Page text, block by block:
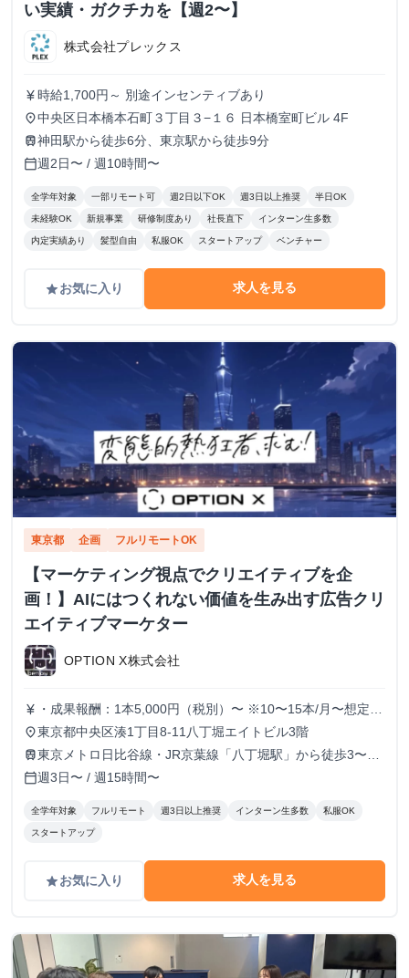
い実績・ガクチカを【週2〜】
株式会社プレックス
currency_yen 時給1,700円～ 別途インセンティブあり
place中央区日本橋本石町３丁目３−１６ 日本橋室町ビル 4F
train神田駅から徒歩6分、東京駅から徒歩9分
calendar_today週2日〜 / 週10時間〜
全学年対象 一部リモート可 週2日以下OK 週3日以上推奨 半日OK
未経験OK 新規事業 研修制度あり 社長直下 インターン生多数
内定実績あり 髪型自由 私服OK スタートアップ ベンチャー
gradeお気に入り 求人を見る
東京都 企画 フルリモートOK
【マーケティング視点でクリエイティブを企
画！】AIにはつくれない価値を生み出す広告クリ
エイティブマーケター
OPTION X株式会社
currency_yen ・成果報酬：1本5,000円（税別）〜 ※10〜15本/月〜想定
※経験、実績、能力等によって変動 ※トライアル期間の場
合変動あり
place東京都中央区湊1丁目8-11八丁堀エイトビル3階
train東京メトロ日比谷線・JR京葉線「八丁堀駅」から徒歩3〜6
分
calendar_today週3日〜 / 週15時間〜
全学年対象 フルリモート 週3日以上推奨 インターン生多数 私服OK
スタートアップ
gradeお気に入り 求人を見る